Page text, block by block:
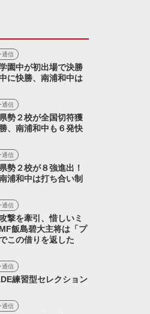
通信
園中が初出場で決勝
に快勝、南浦和中は
通信
勢２校が全国切符獲
、南浦和中も６発快
通信
勢２校が８強進出！
浦和中は打ち合い制
通信
撃を牽引、惜しいミ
飯島碧大主将は「プ
この借りを返した
通信
練習型セレクション
通信